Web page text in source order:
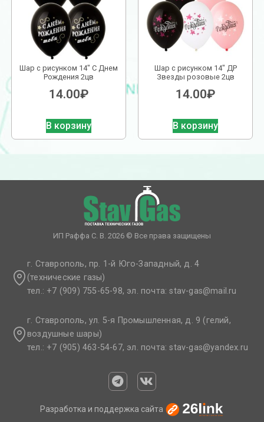
Шар с рисунком 14″ С Днем
Рождения 2цв
14.00₽
В корзину
Шар с рисунком 14″ ДР
Звезды розовые 2цв
14.00₽
В корзину
ИП Раффа С. В. 2026 © Все права защищены
г. Ставрополь, пр. 1-й Юго-Западный, д. 4
(технические газы)
тел.: +7 (909) 755-65-98, эл. почта: stav-gas@mail.ru​
г. Ставрополь, ул. 5-я Промышленная, д. 9 (гелий,
воздушные шары)
тел.: +7 (905) 463-54-67, эл. почта: stav-gas@yandex.ru​
Разработка и поддержка сайта